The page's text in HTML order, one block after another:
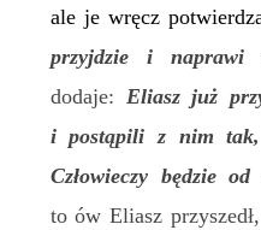
ale je wręcz
przyjdzie i naprawi
dodaje: Eliasz już
i postąpili z nim
Człowieczy będzieod
to ów Eliasz